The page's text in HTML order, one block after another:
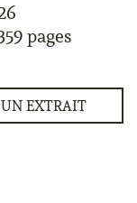
pages
EXTRAIT